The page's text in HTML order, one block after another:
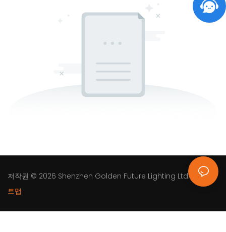
저작권 © 2026 Shenzhen Golden Future Lighting Ltd.|
사이
트맵